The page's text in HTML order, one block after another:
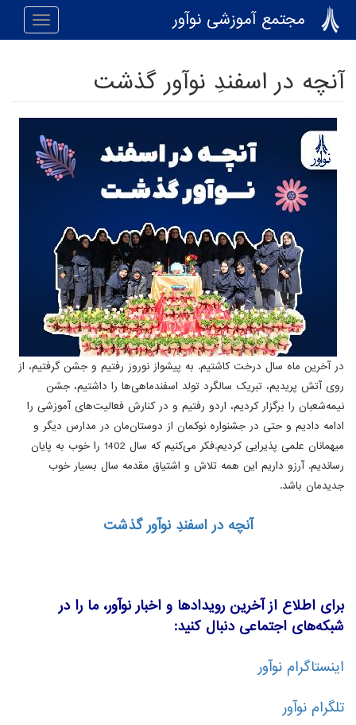
رفتن به محتوای اصلی
مجتمع آموزشی نوآور
Toggle
آنچه در اسفندِ نوآور گذشت
در آخرین ماه سال درخت کاشتیم. به پیشواز نوروز رفتیم و جشن گرفتیم، از
روی آتش پریدیم، تبریک سالگرد تولد اسفندماهی‌ها را داشتیم، جشن
نیمه‌شعبان را برگزار کردیم، اردو رفتیم و در کنارش فعالیت‌های آموزشی را
ادامه دادیم و حتی در جشنواره نوکمان از دوستان‌مان در مدارس دیگر و
میهمانان علمی پذیرایی کردیم.فکر می‌کنیم که سال 1402 را خوب به پایان
رساندیم. آرزو داریم این همه تلاش و اشتیاق مقدمه سال بسیار خوب
جدیدمان باشد.
آنچه در اسفندِ نوآور گذشت
برای اطلاع از آخرین رویدادها و اخبار نوآور، ما را در
شبکه‌های اجتماعی دنبال کنید:
اینستاگرام نوآور
تلگرام نوآور